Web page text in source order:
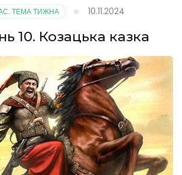
ТЕМА ТИЖНА 10.11.2024
10. Козацька казка